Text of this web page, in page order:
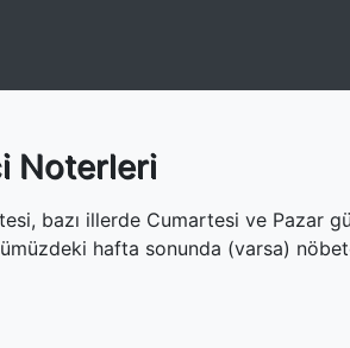
Noterleri
bazı illerde Cumartesi ve Pazar
hafta sonunda (varsa)